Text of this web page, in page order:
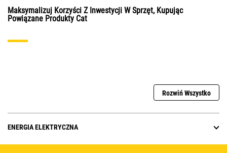
Maksymalizuj Korzyści Z Inwestycji W Sprzęt, Kupując
Powiązane Produkty Cat
Rozwiń Wszystko
ENERGIA ELEKTRYCZNA